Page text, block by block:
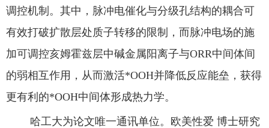
调控机制 。 其中 ， 脉冲电催化与分级孔结构的耦合可
有效打破扩散层处质子转移的限制， 而 脉冲电场的施
加可调控亥姆霍兹层中碱金属阳离子与ORR中间体间
的弱相互作用，从而激活*OOH并降低反应能垒， 获得
更有利的*OOH中间体形成热力学。
哈工大为论文唯一通讯单位。 欧美性爱 博士研究